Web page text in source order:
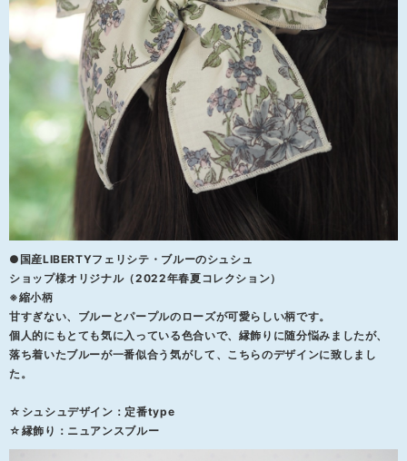
●国産LIBERTYフェリシテ・ブルーのシュシュ
ショップ様オリジナル（2022年春夏コレクション）
※縮小柄
甘すぎない、ブルーとパープルのローズが可愛らしい柄です。
個人的にもとても気に入っている色合いで、縁飾りに随分悩みましたが、
落ち着いたブルーが一番似合う気がして、こちらのデザインに致しまし
た。
☆シュシュデザイン：定番type
☆縁飾り：ニュアンスブルー